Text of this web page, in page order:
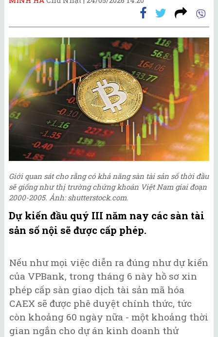
Giới quan sát cho rằng có khả năng sàn tài sản số thời đầu
sẽ giống như thị trường chứng khoán Việt Nam giai đoạn
2000-2005. Ảnh: shutterstock.com.
Dự kiến đầu quý III năm nay các sàn tài
sản số nội sẽ được cấp phép.
Nếu như mọi việc diễn ra đúng như dự kiến
của VPBank, trong tháng 6 này hồ sơ xin
phép cấp sàn giao dịch tài sản mã hóa
CAEX sẽ được phê duyệt chính thức, tức
còn khoảng 60 ngày nữa - một khoảng thời
gian ngắn cho dự án kinh doanh thử